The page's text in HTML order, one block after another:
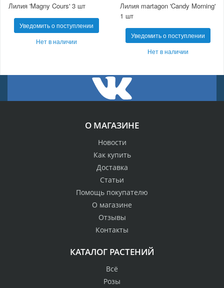
Лилия 'Magny Cours' 3 шт
Уведомить о поступлении
Нет в наличии
Лилия martagon 'Candy Morning'
1 шт
Уведомить о поступлении
Нет в наличии
О МАГАЗИНЕ
Новости
Как купить
Доставка
Статьи
Помощь покупателю
О магазине
Отзывы
Контакты
КАТАЛОГ РАСТЕНИЙ
Всё
Розы